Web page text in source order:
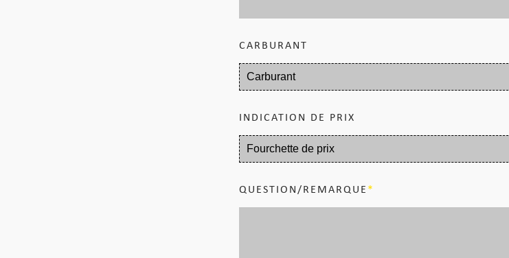
CARBURANT
INDICATION DE PRIX
QUESTION/REMARQUE